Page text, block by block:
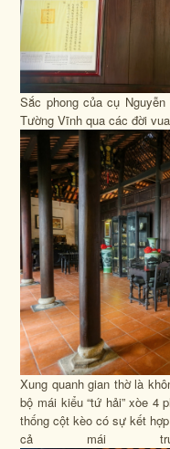
Sắc phong của cụ
Tường Vĩnh qua các đời
Xung quanh gian thờ là
bộ mái kiểu “tứ hải” xòe 4
thống cột kèo có sự kết
cả mái